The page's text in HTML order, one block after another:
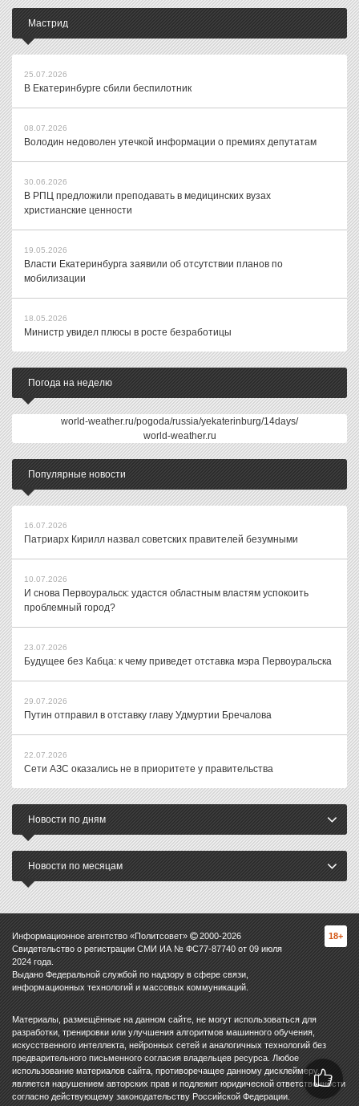
Мастрид
25.07.2026
В Екатеринбурге сбили беспилотник
08.07.2026
Володин недоволен утечкой информации о премиях депутатам
30.06.2026
В РПЦ предложили преподавать в медицинских вузах
христианские ценности
19.05.2026
Власти Екатеринбурга заявили об отсутствии планов по
мобилизации
18.05.2026
Министр увидел плюсы в росте безработицы
Погода на неделю
world-weather.ru/pogoda/russia/yekaterinburg/14days/
world-weather.ru
Популярные новости
16.07.2026
Патриарх Кирилл назвал советских правителей безумными
10.07.2026
И снова Первоуральск: удастся областным властям успокоить
проблемный город?
23.07.2026
Будущее без Кабца: к чему приведет отставка мэра Первоуральска
29.07.2026
Путин отправил в отставку главу Удмуртии Бречалова
22.07.2026
Сети АЗС оказались не в приоритете у правительства
Новости по дням
Новости по месяцам
Информационное агентство «Политсовет» 2000-2026
Свидетельство о регистрации СМИ ИА № ФС77-87740 от 09 июля
2024 года.
Выдано Федеральной службой по надзору в сфере связи,
информационных технологий и массовых коммуникаций.
18+
Материалы, размещённые на данном сайте, не могут использоваться для
разработки, тренировки или улучшения алгоритмов машинного обучения,
искусственного интеллекта, нейронных сетей и аналогичных технологий без
предварительного письменного согласия владельцев ресурса. Любое
использование материалов сайта, противоречащее данному дисклеймеру,
является нарушением авторских прав и подлежит юридической ответственности
согласно действующему законодательству Российской Федерации.